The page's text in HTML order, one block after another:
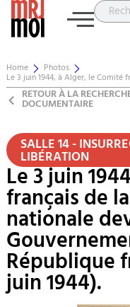
Home Photos
Le 3 juin 1944, à Alger, le
RETOUR À LA
DOCUMENTAIRE
SALLE 14 -
LIBÉRATION
Le 3 juin
français de
nationale
République
juin 1944).